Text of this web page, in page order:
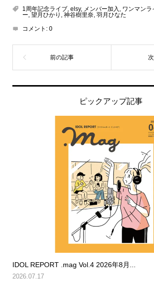
1周年記念ライブ, elsy, メンバー加入 , ワンマンラ
ー, 望月ひかり , 神谷樹里奈, 羽月ひなた
コメント: 0
ピックアップ記事
IDOL REPORT .mag Vol.4 2026年8月...
2026.07.17